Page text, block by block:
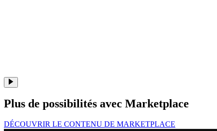
Plus de possibilités avec Marketplace
DÉCOUVRIR LE CONTENU DE MARKETPLACE